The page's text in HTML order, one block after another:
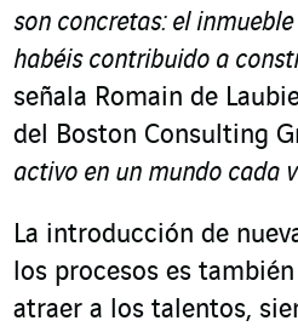
son concretas: el
habéis contribuido a
señala Romain de
del Boston Consulting
activo en un mundo cada
La introducción de
los procesos es
atraer a los talentos,